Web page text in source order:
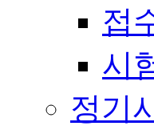
접
시
정기